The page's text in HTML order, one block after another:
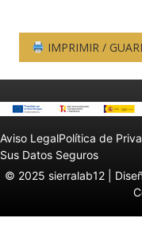
IMPRIMIR /
Aviso LegalPolítica de
Sus Datos Seguros
© 2025 sierralab12 |